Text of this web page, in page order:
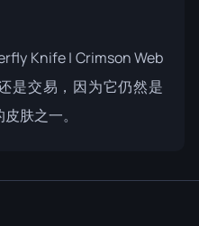
Knife | Crimson Web
是交易，因为它仍然是
肤之一。